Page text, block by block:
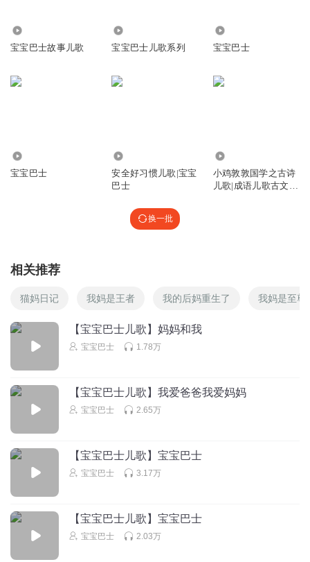
宝宝巴士故事儿歌 宝宝巴士儿歌系列 宝宝巴士
宝宝巴士
安全好习惯儿歌|宝宝
巴士
小鸡敦敦国学之古诗
儿歌|成语儿歌古文儿
换一批
相关推荐
猫妈日记 我妈是王者 我的后妈重生了 我妈是至尊
【宝宝巴士儿歌】妈妈和我
宝宝巴士 1.78万
【宝宝巴士儿歌】我爱爸爸我爱妈妈
宝宝巴士 2.65万
【宝宝巴士儿歌】宝宝巴士
宝宝巴士 3.17万
【宝宝巴士儿歌】宝宝巴士
宝宝巴士 2.03万